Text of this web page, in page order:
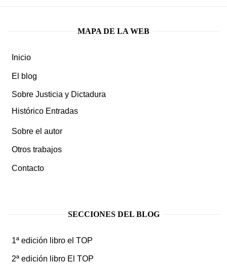
MAPA DE LA WEB
Inicio
El blog
Sobre Justicia y Dictadura
Histórico Entradas
Sobre el autor
Otros trabajos
Contacto
SECCIONES DEL BLOG
1ª edición libro el TOP
2ª edición libro El TOP